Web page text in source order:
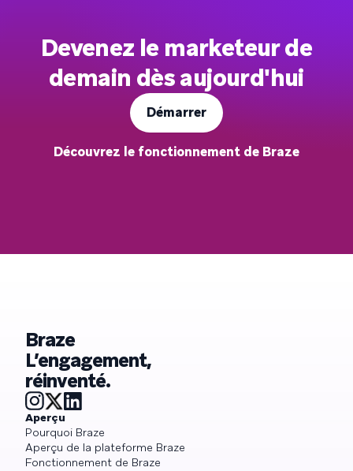
Devenez le marketeur de
demain dès aujourd'hui
Démarrer
Découvrez le fonctionnement de Braze
Braze
L’engagement,
réinventé.
Aperçu
Pourquoi Braze
Aperçu de la plateforme Braze
Fonctionnement de Braze